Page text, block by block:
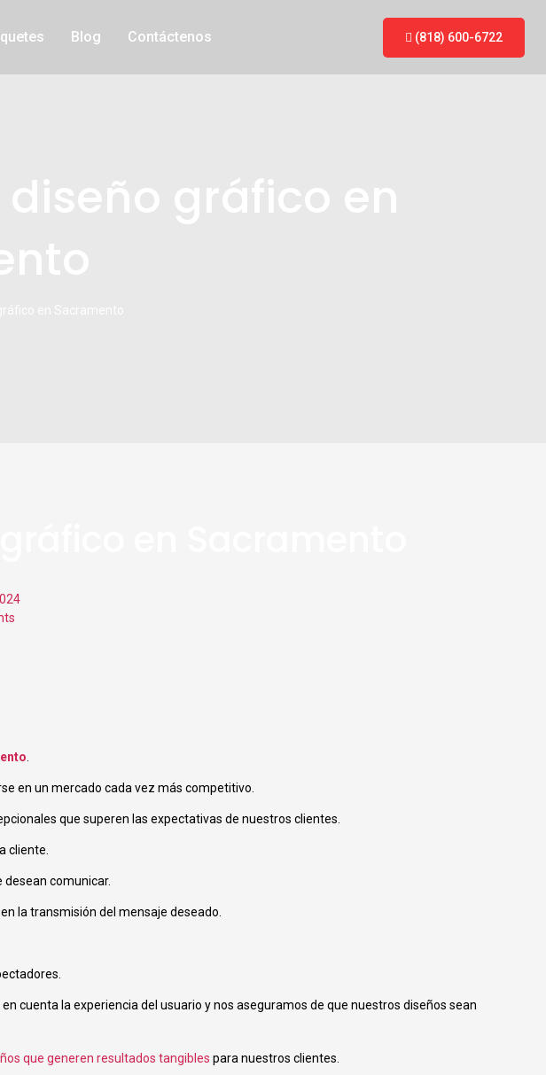
Blog Contáctenos (818) 600-6722
on
en un mercado cada vez más competitivo.
que superen las expectativas de nuestros clientes.
cliente.
comunicar.
la transmisión del mensaje deseado.
cuenta la experiencia del usuario y nos aseguramos de que nuestros diseños sean
que generen resultados tangibles para nuestros clientes.